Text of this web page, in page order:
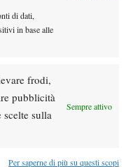
di dati,
in base alle
frodi,
pubblicità
scelte sulla
Sempre attivo
Per saperne di più su questi scopi